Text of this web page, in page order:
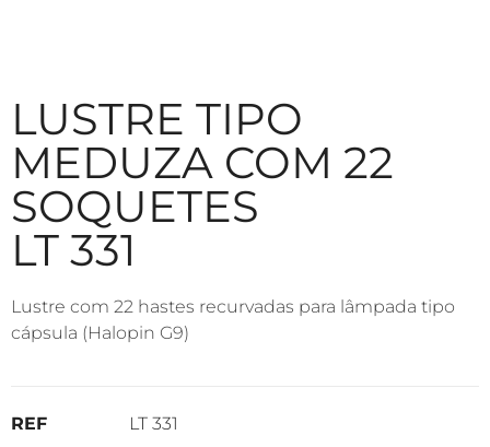
LUSTRE TIPO
MEDUZA COM 22
SOQUETES
LT 331
Lustre com 22 hastes recurvadas para lâmpada tipo
cápsula (Halopin G9)
REF
LT 331